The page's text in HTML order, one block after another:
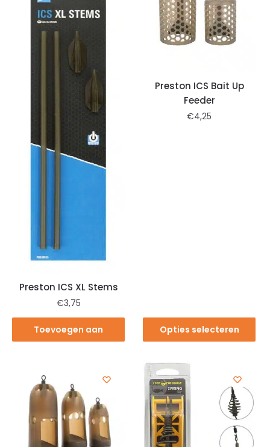
Preston ICS XL Stems
€3,75
Toevoegen aan
Preston ICS Bait Up
Feeder
€4,25
Opties selecteren